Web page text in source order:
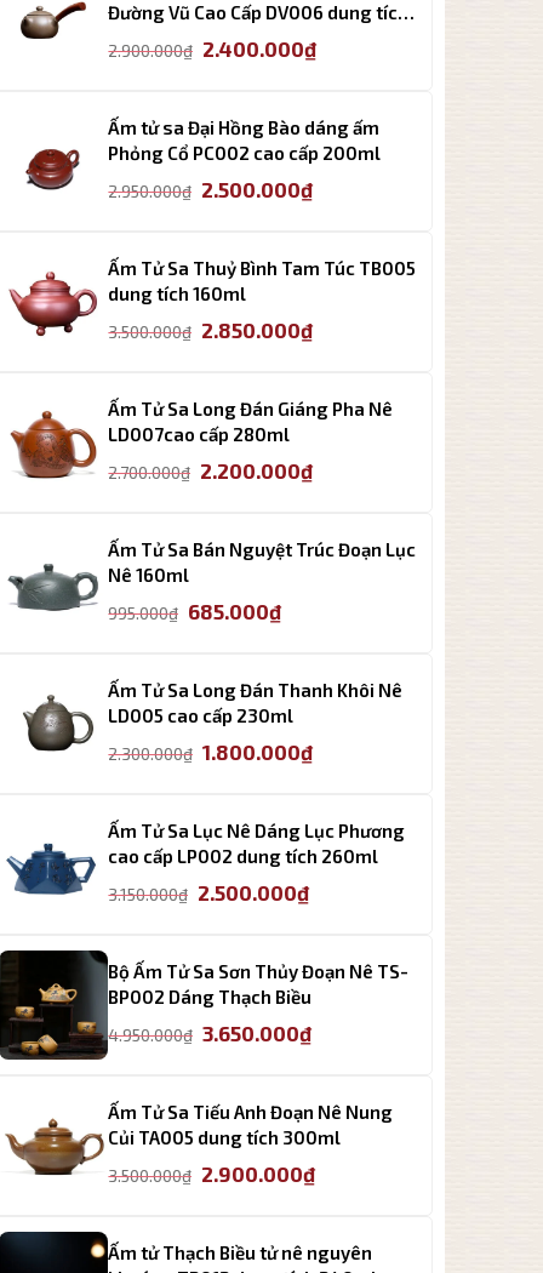
Đường Vũ Cao Cấp DV006 dung tích
2.900.000₫ Giá
2.900.000₫.
2.400.000₫Giá
là:
2.400.000₫.
Ấm tử sa Đại Hồng Bào dáng ấm
Phỏng Cổ PC002 cao cấp 200ml
2.950.000₫ Giá
2.950.000₫.
2.500.000₫Giá
là:
Ấm Tử Sa Thuỷ Bình Tam Túc TB005
dung tích 160ml
3.500.000₫ Giá
3.500.000₫.
2.850.000₫Giá
là:
Ấm Tử Sa Long Đán Giáng Pha Nê
LD007cao cấp 280ml
2.700.000₫ Giá
2.700.000₫.
2.200.000₫Giá
là:
Ấm Tử Sa Bán Nguyệt Trúc Đoạn Lục
Nê 160ml
995.000₫ Giá
995.000₫.
685.000₫Giá
là:
685.000₫.
Ấm Tử Sa Long Đán Thanh Khôi Nê
LD005 cao cấp 230ml
2.300.000₫ Giá
2.300.000₫.
1.800.000₫Giá
là:
1.800.000₫.
Ấm Tử Sa Lục Nê Dáng Lục Phương
cao cấp LP002 dung tích 260ml
3.150.000₫ Giá
3.150.000₫.
2.500.000₫Giá
là:
2.500.000₫.
Bộ Ấm Tử Sa Sơn Thủy Đoạn Nê TS-
BP002 Dáng Thạch Biều
4.950.000₫ Giá
4.950.000₫.
3.650.000₫Giá
là:
3.650.000₫.
Ấm Tử Sa Tiếu Anh Đoạn Nê Nung
Củi TA005 dung tích 300ml
3.500.000₫ Giá
3.500.000₫.
2.900.000₫Giá
là:
Ấm tử Thạch Biều tử nê nguyên